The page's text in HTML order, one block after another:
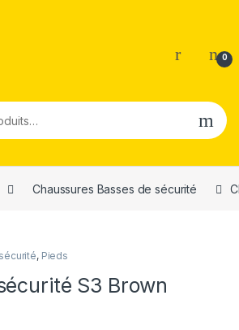
0
Chaussures Basses de sécurité
, Pieds
S3 Brown